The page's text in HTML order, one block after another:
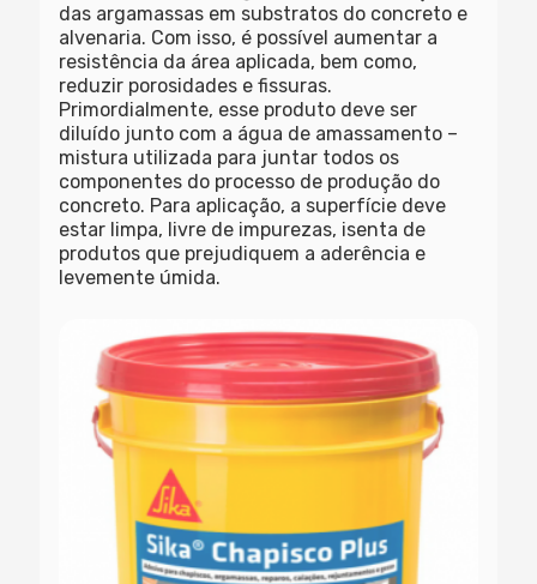
das argamassas em substratos do concreto e
alvenaria. Com isso, é possível aumentar a
resistência da área aplicada, bem como,
reduzir porosidades e fissuras.
Primordialmente, esse produto deve ser
diluído junto com a água de amassamento –
mistura utilizada para juntar todos os
componentes do processo de produção do
concreto. Para aplicação, a superfície deve
estar limpa, livre de impurezas, isenta de
produtos que prejudiquem a aderência e
levemente úmida.